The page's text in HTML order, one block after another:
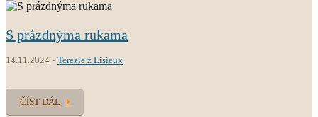
S prázdnýma rukama
14.11.2024 Terezie z Lisieux
ČÍST DÁL